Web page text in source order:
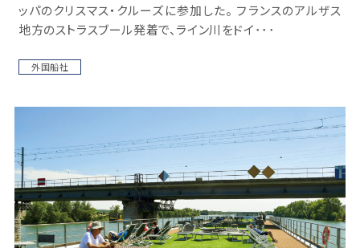
ッパのクリスマス・クルーズに参加した。 フランスのアルザス
地方のストラスブール発着で、ライン川をドイ･･･
外国船社